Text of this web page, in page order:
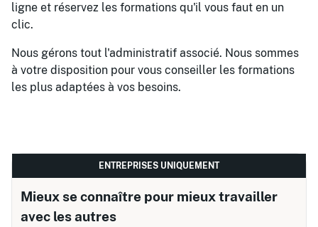
ligne et réservez les formations qu'il vous faut en un
clic.
Nous gérons tout l'administratif associé. Nous sommes
à votre disposition pour vous conseiller les formations
les plus adaptées à vos besoins.
ENTREPRISES UNIQUEMENT
Mieux se connaître pour mieux travailler
avec les autres